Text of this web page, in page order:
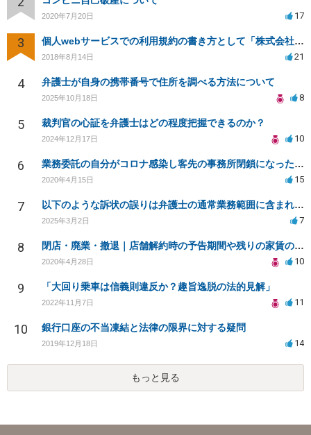
2020年7月20日 17
3 個人webサービスでの利用規約の書き方として「株式会社○○（以下当社）」と違う表現はありますか？
2018年8月14日 21
4 弁護士が自身の携帯番号で住所を調べる方法について
2025年10月18日 8
5 裁判官の心証を弁護士はどの程度把握できるのか？
2024年12月17日 10
6 業務委託の自分がコロナ感染し客先の事務所閉鎖になったら損害賠償請求されますか？
2020年4月15日 15
7 以下のような訴状の誤りは弁護士の通常業務範囲に含まれるか？
2025年3月2日 7
8 閉店・廃業・撤退｜店舗解約時の予告期間や残りの家賃の支払い（編集部投稿）
2020年4月28日 10
9 「大回り乗車は信義則違反か？趣旨逸脱の法的見解」
2022年11月7日 11
10 銀行口座の不当凍結と法律の限界に対する疑問
2019年12月18日 14
もっと見る